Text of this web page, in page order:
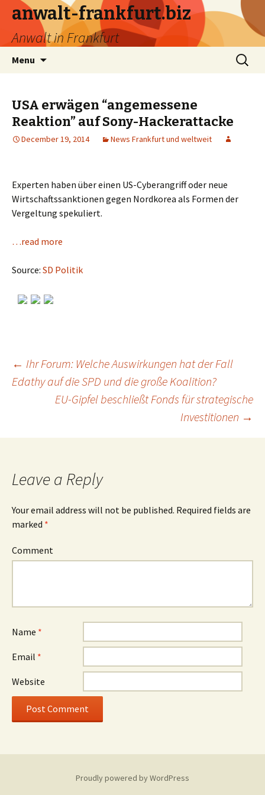
anwalt-frankfurt.biz
Anwalt in Frankfurt
Menu
Search
for:
USA erwägen “angemessene
Reaktion” auf Sony-Hackerattacke
December 19, 2014 News Frankfurt und weltweit
Experten haben über einen US-Cyberangriff oder neue
Wirtschaftssanktionen gegen Nordkorea als Formen der
Vergeltung spekuliert.
…read more
Source: SD Politik
Post
navigation
← Ihr Forum: Welche Auswirkungen hat der Fall
Edathy auf die SPD und die große Koalition?
EU-Gipfel beschließt Fonds für strategische
Investitionen →
Leave a Reply
Your email address will not be published. Required fields are
marked *
Comment
Name *
Email *
Website
Proudly powered by WordPress